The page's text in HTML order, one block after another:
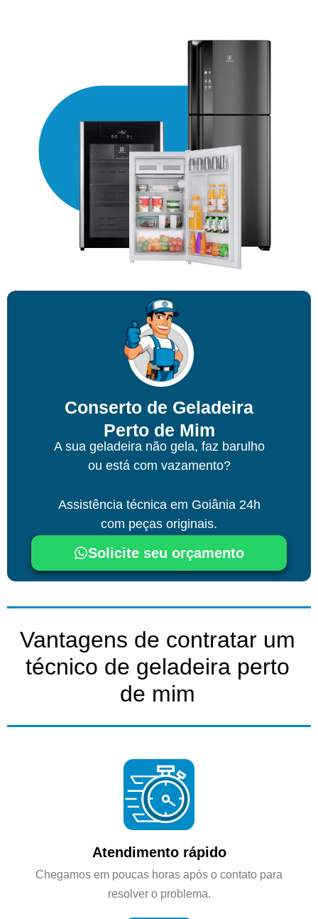
Conserto de Geladeira
Perto de Mim
A sua geladeira não gela, faz barulho
ou está com vazamento?
Assistência técnica em Goiânia24h
com peças originais.
Solicite seu orçamento
Vantagens de contratar um
técnico de geladeira perto
de mim
Atendimento rápido
Chegamos em poucas horas após o contato para
resolver o problema.